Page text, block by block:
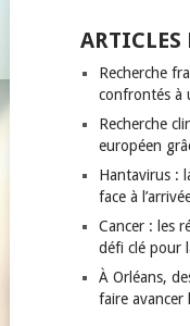
ARTICLES
Recherche
confrontés à
Recherche
européen
Hantavirus :
face à
Cancer : les
défi clé pour
À Orléans,
faire avancer